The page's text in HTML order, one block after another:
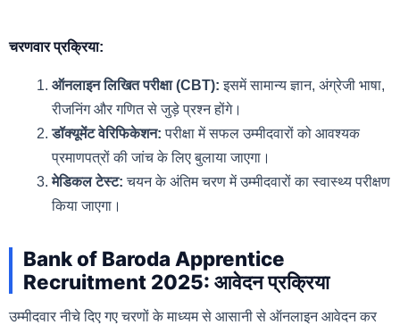
चरणवार प्रक्रिया:
ऑनलाइन लिखित परीक्षा (CBT): इसमें सामान्य ज्ञान, अंग्रेजी भाषा,
रीजनिंग और गणित से जुड़े प्रश्न होंगे।
डॉक्यूमेंट वेरिफिकेशन: परीक्षा में सफल उम्मीदवारों को आवश्यक
प्रमाणपत्रों की जांच के लिए बुलाया जाएगा।
मेडिकल टेस्ट: चयन के अंतिम चरण में उम्मीदवारों का स्वास्थ्य परीक्षण
किया जाएगा।
Bank of Baroda Apprentice
Recruitment 2025: आवेदन प्रक्रिया
उम्मीदवार नीचे दिए गए चरणों के माध्यम से आसानी से ऑनलाइन आवेदन कर